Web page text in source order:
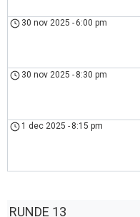
30 nov 2025 - 6:00 pm
30 nov 2025 - 8:30 pm
1 dec 2025 - 8:15 pm
RUNDE 13